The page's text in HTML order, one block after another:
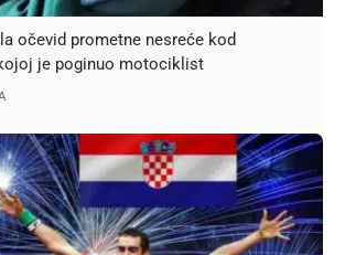
očevid prometne nesreće kod
je poginuo motociklist